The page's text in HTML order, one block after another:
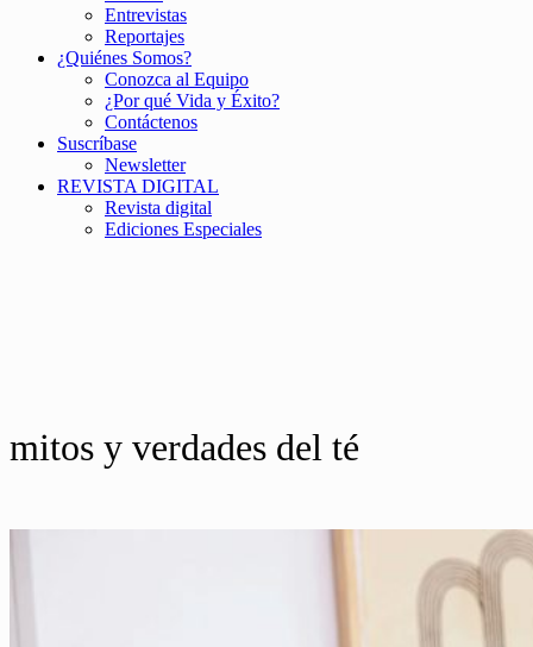
Entrevistas
Reportajes
¿Quiénes Somos?
Conozca al Equipo
¿Por qué Vida y Éxito?
Contáctenos
Suscríbase
Newsletter
REVISTA DIGITAL
Revista digital
Ediciones Especiales
mitos y verdades del té